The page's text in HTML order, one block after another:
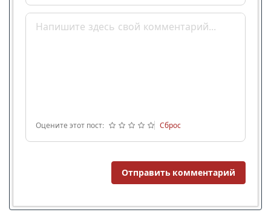
Оцените этот пост: Сброс
Отправить комментарий